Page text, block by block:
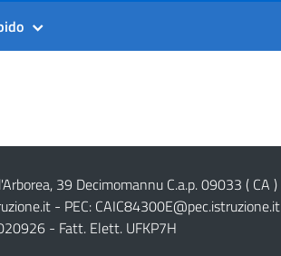
39 Decimomannu C.a.p. 09033 ( CA )
- PEC: CAIC84300E@pec.istruzione.it
- Fatt. Elett. UFKP7H